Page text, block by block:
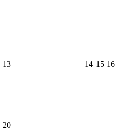
13 14 15 16
20